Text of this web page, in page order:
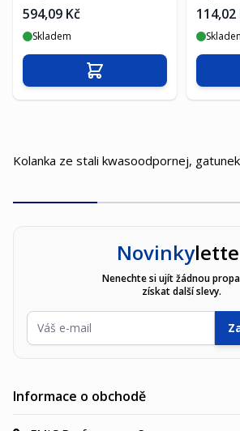
594,09 Kč
Skladem
Přidat do košíku
114,02
Kolanka ze stali kwasoodpornej,
Novinky
Nenechte si ujít žádnou
získat další slevy.
E-mailová
Informace o obchodě